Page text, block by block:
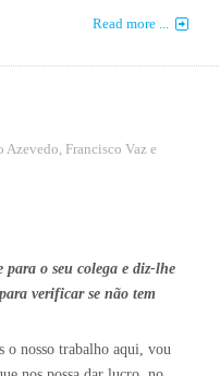
Read more ...
Francisco Vaz e
o seu colega e diz-lhe
verificar se não tem
o nosso trabalho aqui, vou